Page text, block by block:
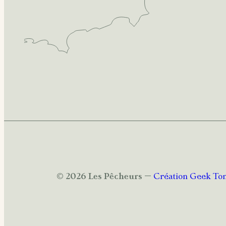
© 2026 Les Pêcheurs – Création Geek